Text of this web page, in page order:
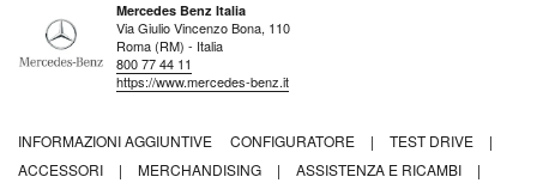
Mercedes Benz Italia
Via Giulio Vincenzo Bona, 110
Roma (RM) - Italia
800 77 44 11
https://www.mercedes-benz.it
INFORMAZIONI AGGIUNTIVE CONFIGURATORE | TEST DRIVE
|
ACCESSORI
| MERCHANDISING | ASSISTENZA E RICAMBI
|